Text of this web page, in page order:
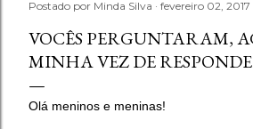
Postado por Minda Silva fevereiro 02, 2017
VOCÊS PERGUNTARAM,
MINHA VEZ DE
Olá meninos e meninas!